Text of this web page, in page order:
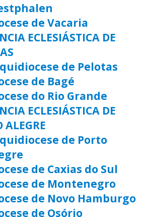
de Vacaria
ECLESIÁSTICA DE
de Pelotas
de Bagé
do Rio Grande
ECLESIÁSTICA DE
ALEGRE
de Porto
de Caxias do Sul
de Montenegro
de Novo Hamburgo
de Osório